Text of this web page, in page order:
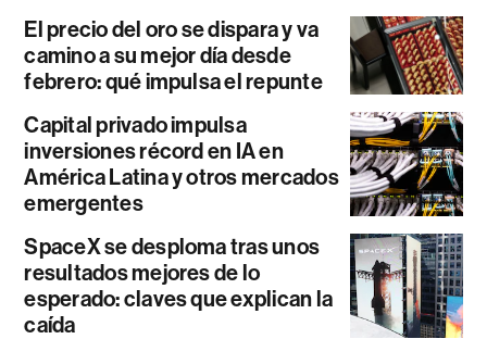
El precio del oro se dispara y va
camino a su mejor día desde
febrero: qué impulsa el repunte
Capital privado impulsa
inversiones récord en IA en
América Latina y otros mercados
emergentes
SpaceX se desploma tras unos
resultados mejores de lo
esperado: claves que explican la
caída